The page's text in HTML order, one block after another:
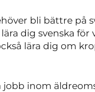
bli bättre på
dig svenska
lära dig om
inom